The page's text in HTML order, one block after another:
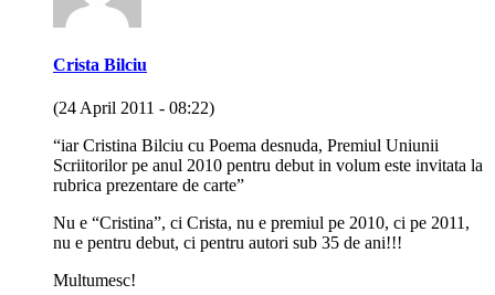
Crista Bilciu
(24 April 2011 - 08:22)
“iar Cristina Bilciu cu Poema desnuda, Premiul Uniunii
Scriitorilor pe anul 2010 pentru debut in volum este invitata la
rubrica prezentare de carte”
Nu e “Cristina”, ci Crista, nu e premiul pe 2010, ci pe 2011,
nu e pentru debut, ci pentru autori sub 35 de ani!!!
Multumesc!